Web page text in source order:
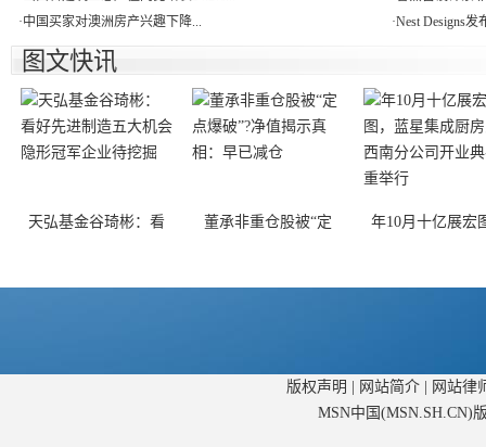
·中国买家对澳洲房产兴趣下降...
·Nest Designs
图文快讯
天弘基金谷琦彬：看 董承非重仓股被“定 年10月十亿展宏
版权声明 网站简介|
网站律
MSN中国(MSN.SH.CN)